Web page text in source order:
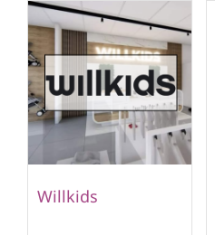
Willkids